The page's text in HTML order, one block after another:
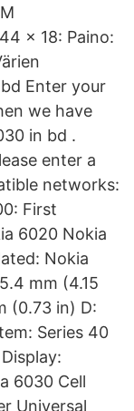
× 18: Paino:
Enter your
we have
in bd .
enter a
networks:
First
6020 Nokia
Nokia
mm (4.15
(0.73 in) D:
Series 40
6030 Cell
Universal